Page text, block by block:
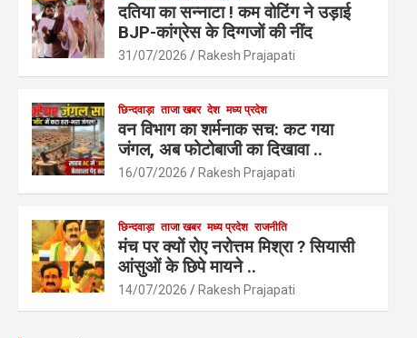
दतिया का सन्नाटा ! कम वोटिंग ने उड़ाई
BJP-कांग्रेस के दिग्गजों की नींद
31/07/2026 Rakesh Prajapati
छिन्दवाड़ा ताजा खबर देश मध्य प्रदेश
वन विभाग का शर्मनाक सच: कट गया
जंगल, अब फोटोबाजी का दिखावा ..
16/07/2026 Rakesh Prajapati
छिन्दवाड़ा ताजा खबर मध्य प्रदेश राजनीति
मंच पर क्यों रोए नरोत्तम मिश्रा ? सियासी
आंसुओं के छिपे मायने ..
14/07/2026 Rakesh Prajapati